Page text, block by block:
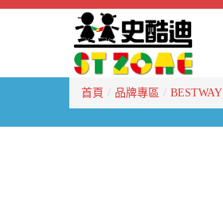
首頁 品牌專區 BESTWAY